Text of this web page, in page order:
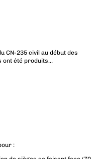
CN-235 civil au début des
ont été produits…
: